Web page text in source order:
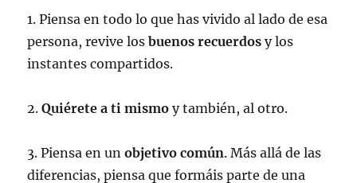
1. Piensa en todo lo que has vivido al lado de esa
persona, revive los buenos recuerdos y los
instantes compartidos.
2.Quiérete a ti mismo y también, al otro.
3. Piensa en unobjetivo común. Más allá de las
diferencias, piensa que formáis parte de una